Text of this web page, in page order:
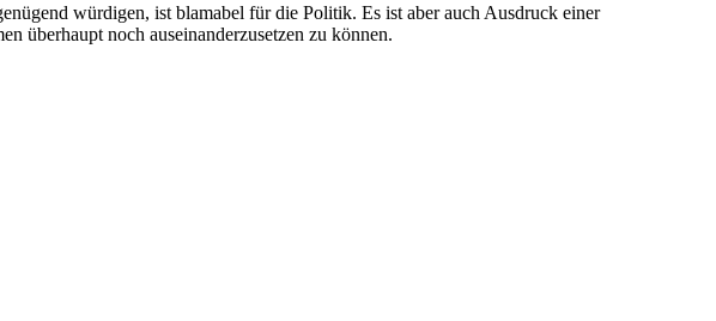
würdigen, ist blamabel für die Politik. Es ist aber auch Ausdruck einer
überhaupt noch auseinanderzusetzen zu können.